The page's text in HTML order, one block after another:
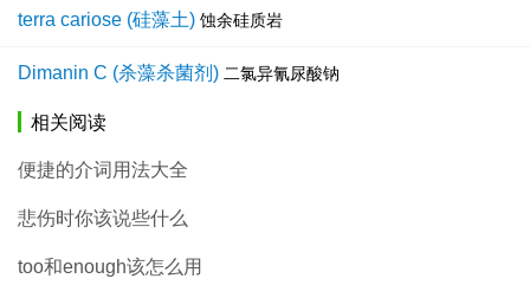
terra cariose (硅藻土) 蚀余硅质岩
Dimanin C (杀藻杀菌剂) 二氯异氰尿酸钠
相关阅读
便捷的介词用法大全
悲伤时你该说些什么
too和enough该怎么用